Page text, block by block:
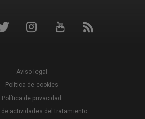
Aviso legal
Política de cookies
Política de privacidad
de actividades del tratamiento